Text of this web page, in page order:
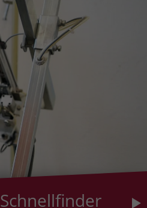
Schnellfinder